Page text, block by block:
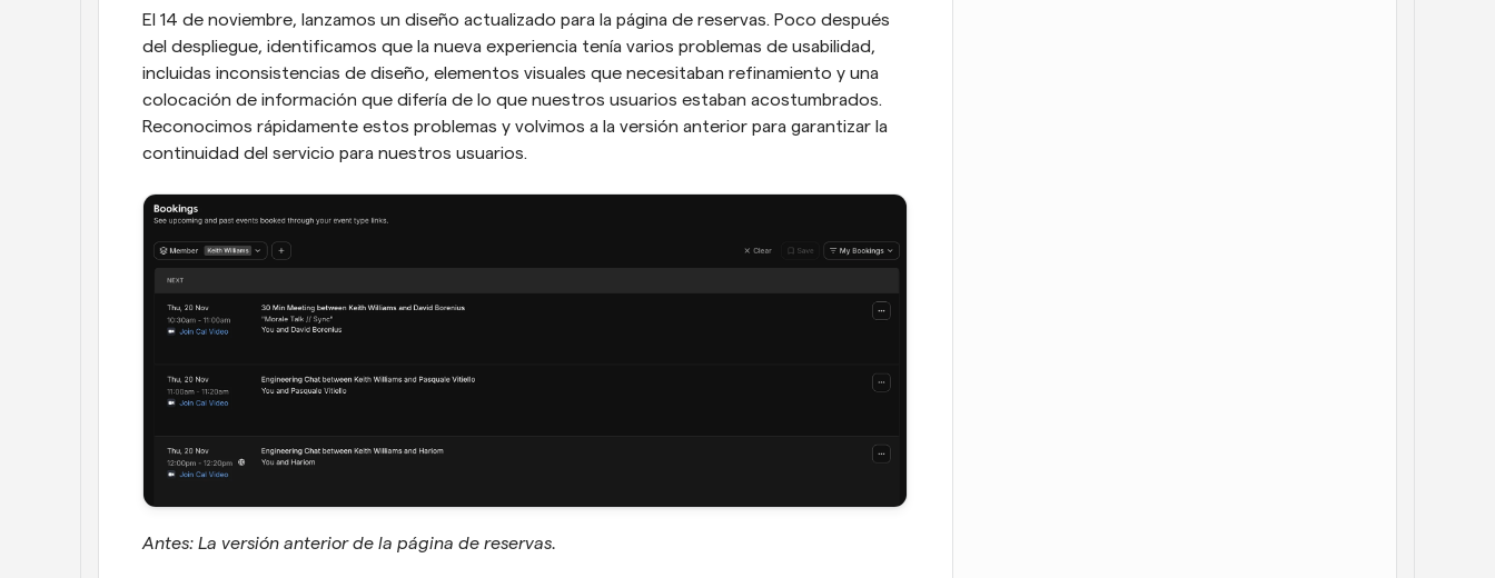
El 14 de noviembre, lanzamos un diseño actualizado para la página de reservas. Poco después
del despliegue, identificamos que la nueva experiencia tenía varios problemas de usabilidad,
incluidas inconsistencias de diseño, elementos visuales que necesitaban refinamiento y una
colocación de información que difería de lo que nuestros usuarios estaban acostumbrados.
Reconocimos rápidamente estos problemas y volvimos a la versión anterior para garantizar la
continuidad del servicio para nuestros usuarios.
Antes: La versión anterior de la página de reservas.